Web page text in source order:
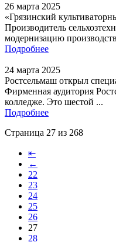
26 марта 2025
«Грязинский
Производитель
модернизацию
Подробнее
24 марта 2025
Ростсельмаш открыл
Фирменная аудитория
колледже. Это шестой ...
Подробнее
Страница 27 из 268
⇤
←
22
23
24
25
26
27
28